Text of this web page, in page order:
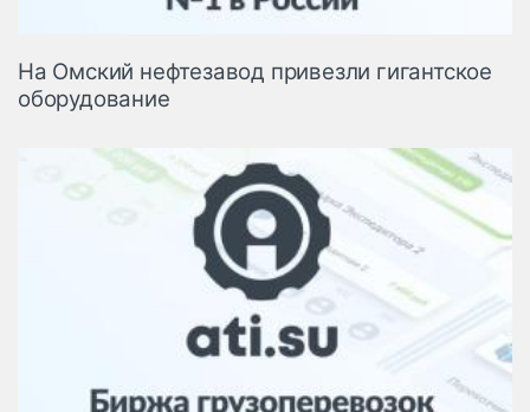
На Омский нефтезавод привезли гигантское
оборудование